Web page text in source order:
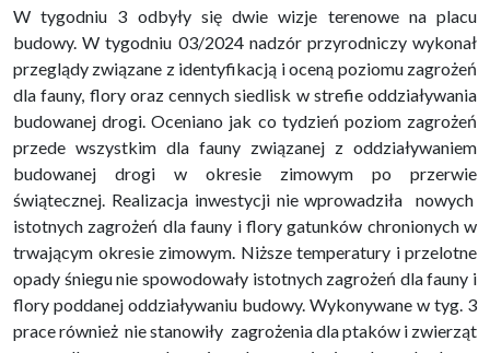
W tygodniu 3 odbyły się dwie wizje terenowe na placu
budowy. W tygodniu 03/2024 nadzór przyrodniczy wykonał
przeglądy związane z identyfikacją i oceną poziomu zagrożeń
dla fauny, flory oraz cennych siedlisk w strefie oddziaływania
budowanej drogi. Oceniano jak co tydzień poziom zagrożeń
przede wszystkim dla fauny związanej z oddziaływaniem
budowanej drogi w okresie zimowym po przerwie
świątecznej. Realizacja inwestycji nie wprowadziła nowych
istotnych zagrożeń dla fauny i flory gatunków chronionych w
trwającym okresie zimowym. Niższe temperatury i przelotne
opady śniegu nie spowodowały istotnych zagrożeń dla fauny i
flory poddanej oddziaływaniu budowy. Wykonywane w tyg. 3
prace również nie stanowiły zagrożenia dla ptaków i zwierząt